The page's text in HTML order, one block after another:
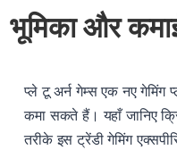
भूमिका और
प्ले टू अर्न गेम्स एक नए गेमिंग
कमा सकते हैं। यहाँ जानिए
तरीके इस ट्रेंडी गेमिंग